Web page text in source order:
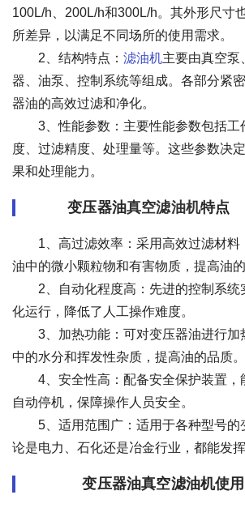
100L/h、200L/h和300L/h。其外形尺寸
所差异，以满足不同场所的使用需求。
2、结构特点： 滤油机主要由真空泵
器、油泵、控制系统等组成。各部分紧
器油的高效过滤和净化。
3、性能参数：主要性能参数包括工
度、过滤精度、处理量等。这些参数决
果和处理能力。
变压器油真空滤油机特点
1、高过滤效率：采用高效过滤材料
油中的微小颗粒物和有害物质，提高油的
2、自动化程度高：先进的控制系统
化运行，降低了人工操作难度。
3、加热功能：可对变压器油进行加
中的水分和挥发性杂质，提高油的品质。
4、安全性高：配备安全保护装置，
自动停机，保障操作人员安全。
5、适用范围广：适用于各种型号的
论是电力、石化还是冶金行业，都能发挥
变压器油真空滤油机使用